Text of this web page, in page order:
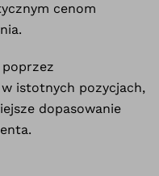
cenom
istotnych pozycjach,
dopasowanie